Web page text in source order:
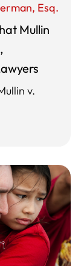
Esq.
Mullin
v.